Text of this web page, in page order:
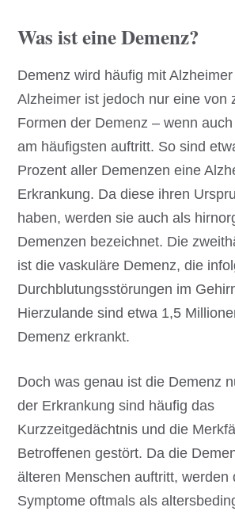
Was ist eine Demenz?
Demenz wird häufig mit
Alzheimer ist jedoch nur eine von
Formen der Demenz – wenn
am häufigsten auftritt. So sind
Prozent aller Demenzen eine
Erkrankung. Da diese ihren
haben, werden sie auch als
Demenzen bezeichnet. Die
ist die vaskuläre Demenz, die
Durchblutungsstörungen im
Hierzulande sind etwa 1,5
Demenz erkrankt.
Doch was genau ist die Demenz
der Erkrankung sind häufig das
Kurzzeitgedächtnis und die
Betroffenen gestört. Da die
älteren Menschen auftritt, werden
Symptome oftmals als